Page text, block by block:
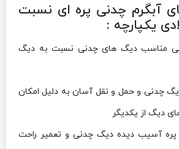
آبگرم چدنی پره ای نسبت
یکپارچه :
مناسب دیگ های چدنی نسبت به دیگ
چدنی و حمل و نقل آسان به دلیل امکان
دیگ از یکدیگر
آسیب دیده دیگ چدنی و تعمیر راحت